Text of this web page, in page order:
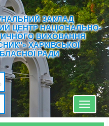
ЗАКЛАД
ЦЕНТР НАЦІОНАЛЬНО-
ВИХОВАННЯ
ХАРКІВСЬКОЇ
РАДИ
Toggle